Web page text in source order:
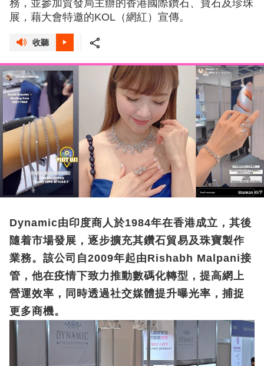
務，並參加貿發局主辦的香港國際鑽石、寶石及珍珠
展，藉大會特邀的KOL（網紅）宣傳。
收聽
Dynamic由印度商人於1984年在香港成立，其後
隨着市場發展，逐步擴充其鑽石貿易及珠寶製作
業務。該公司自2009年起由Rishabh Malpani接
管，他在疫情下致力推動數碼化轉型，提高網上
營運效率，同時透過社交媒體提升曝光率，捕捉
更多商機。